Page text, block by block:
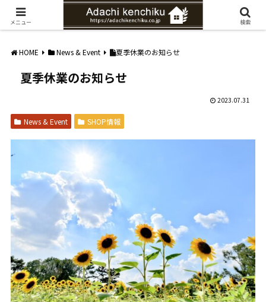
愛知県みよし市の工務店。自然素材を使ったナチュラルな家づくりをご提案
HOME News & Event 夏季休業のお知らせ
夏季休業のお知らせ
2023.07.31
News & Event SHOP情報
メニュー 検索